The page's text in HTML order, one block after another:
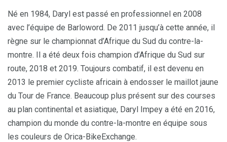
Né en 1984, Daryl est passé en professionnel en 2008
avec l’équipe de Barloword. De 2011 jusqu’à cette année, il
règne sur le championnat d’Afrique du Sud du contre-la-
montre. Il a été deux fois champion d’Afrique du Sud sur
route, 2018 et 2019. Toujours combatif, il est devenu en
2013 le premier cycliste africain à endosser le maillot jaune
du Tour de France. Beaucoup plus présent sur des courses
au plan continental et asiatique, Daryl Impey a été en 2016,
champion du monde du contre-la-montre en équipe sous
les couleurs de Orica-BikeExchange.